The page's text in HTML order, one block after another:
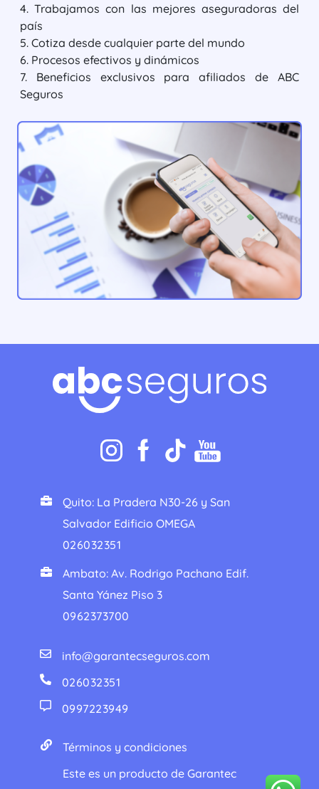
4. Trabajamos con las mejores aseguradoras del
país
5. Cotiza desde cualquier parte del mundo
6. Procesos efectivos y dinámicos
7. Beneficios exclusivos para afiliados de ABC
Seguros
Quito: La Pradera N30-26 y San
Salvador Edificio OMEGA
026032351
Ambato: Av. Rodrigo Pachano Edif.
Santa Yánez Piso 3
0962373700
info@garantecseguros.com
026032351
0997223949
Términos y condiciones
Este es un producto de Garantec